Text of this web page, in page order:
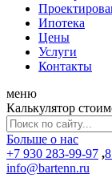
Ипотека
Цены
Услуги
Контакты
меню
Калькулятор
Больше о нас
+7 930 283-99-97 ,
info@bartenn.ru